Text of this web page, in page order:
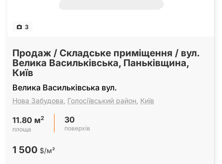
3
Продаж / Складське приміщення / вул.
Велика Васильківська, Паньківщина,
Київ
Велика Васильківська вул.
Нова Забудова Голосіївський район Київ
11.80 м2
площа
30
поверхів
1 500 $/м²